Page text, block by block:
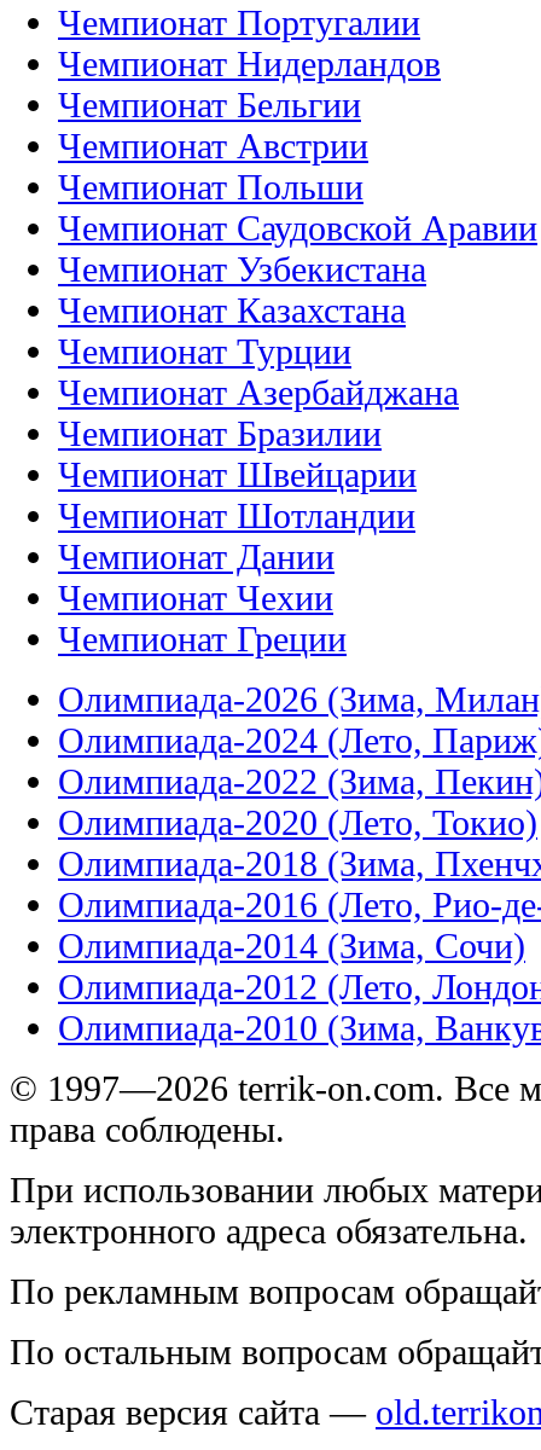
Чемпионат Португалии
Чемпионат Нидерландов
Чемпионат Бельгии
Чемпионат Австрии
Чемпионат Польши
Чемпионат Саудовской Аравии
Чемпионат Узбекистана
Чемпионат Казахстана
Чемпионат Турции
Чемпионат Азербайджана
Чемпионат Бразилии
Чемпионат Швейцарии
Чемпионат Шотландии
Чемпионат Дании
Чемпионат Чехии
Чемпионат Греции
Олимпиада-2026 (Зима,
Олимпиада-2024 (Лето,
Олимпиада-2022 (Зима,
Олимпиада-2020 (Лето, Токио)
Олимпиада-2018 (Зима,
Олимпиада-2016 (Лето, Рио-
Олимпиада-2014 (Зима, Сочи)
Олимпиада-2012 (Лето,
Олимпиада-2010 (Зима,
© 1997—2026 terrik-on.com. Все
права соблюдены.
При использовании любых
электронного адреса обязательна.
По рекламным вопросам
По остальным вопросам
Старая версия сайта —